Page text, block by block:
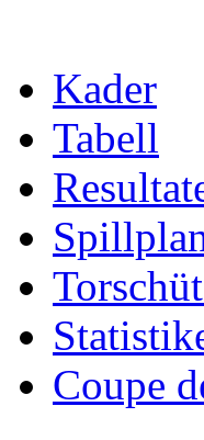
Kader
Tabell
Coupe